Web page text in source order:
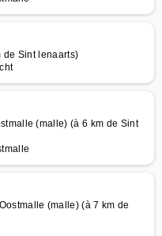
de Sint lenaarts)
(malle) (à 6 km de Sint
(malle) (à 7 km de